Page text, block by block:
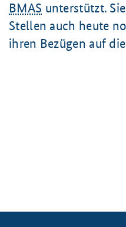
BMAS unterstützt.
Stellen auch heute
ihren Bezügen auf